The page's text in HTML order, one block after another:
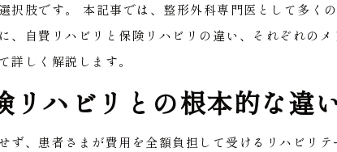
択肢です。
本記事では、整形外科専門医として多くの
、自費リハビリと保険リハビリの違い、それぞれのメ
詳しく解説します。
リハビリとの根本的な違
ず、患者さまが費用を全額負担して受けるリハビリテ